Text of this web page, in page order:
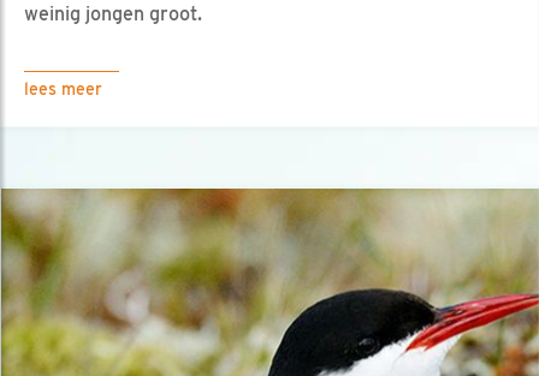
weinig jongen groot.
lees meer